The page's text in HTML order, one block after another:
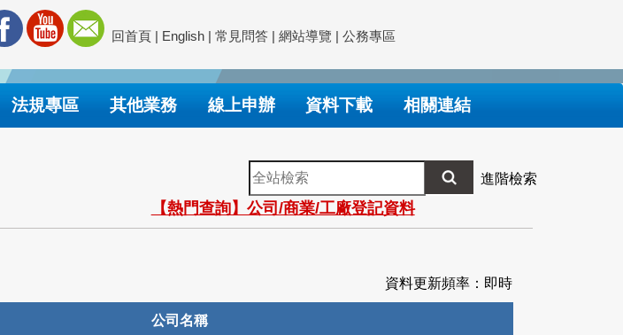
回首頁 | English | 常見問答 | 網站導覽 | 公務專區
法規專區 其他業務 線上申辦 資料下載 相關連結
全
站
檢
索
進階檢索
【熱門查詢】公司/商業/工廠登記資料
資料更新頻率：即時
公司名稱